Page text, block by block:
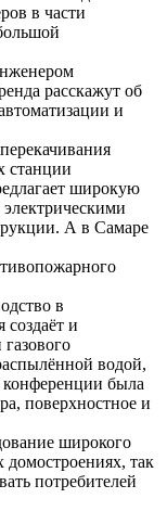
в части
расскажут об
и
станции
широкую
А в Самаре
в
и
водой,
была
поверхностное и
широкого
домостроениях, так
потребителей